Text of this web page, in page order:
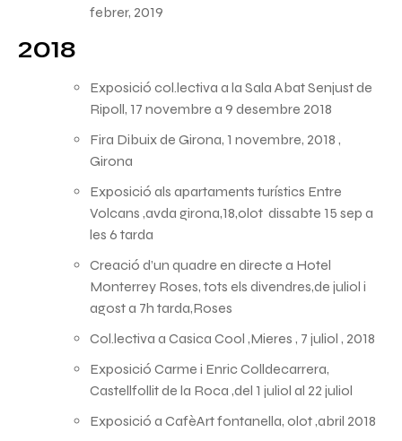
febrer, 2019
2018
Exposició col.lectiva a la Sala Abat Senjust de
Ripoll, 17 novembre a 9 desembre 2018
Fira Dibuix de Girona, 1 novembre, 2018 ,
Girona
Exposició als apartaments turístics Entre
Volcans ,avda girona,18,olot dissabte 15 sep a
les 6 tarda
Creació d’un quadre en directe a Hotel
Monterrey Roses, tots els divendres,de juliol i
agost a 7h tarda,Roses
Col.lectiva a Casica Cool ,Mieres , 7 juliol , 2018
Exposició Carme i Enric Colldecarrera,
Castellfollit de la Roca ,del 1 juliol al 22 juliol
Exposició a CafèArt fontanella, olot ,abril 2018